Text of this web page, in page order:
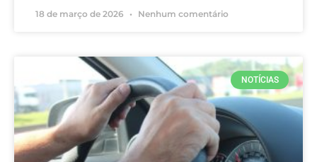
18 de março de 2026 Nenhum comentário
NOTÍCIAS